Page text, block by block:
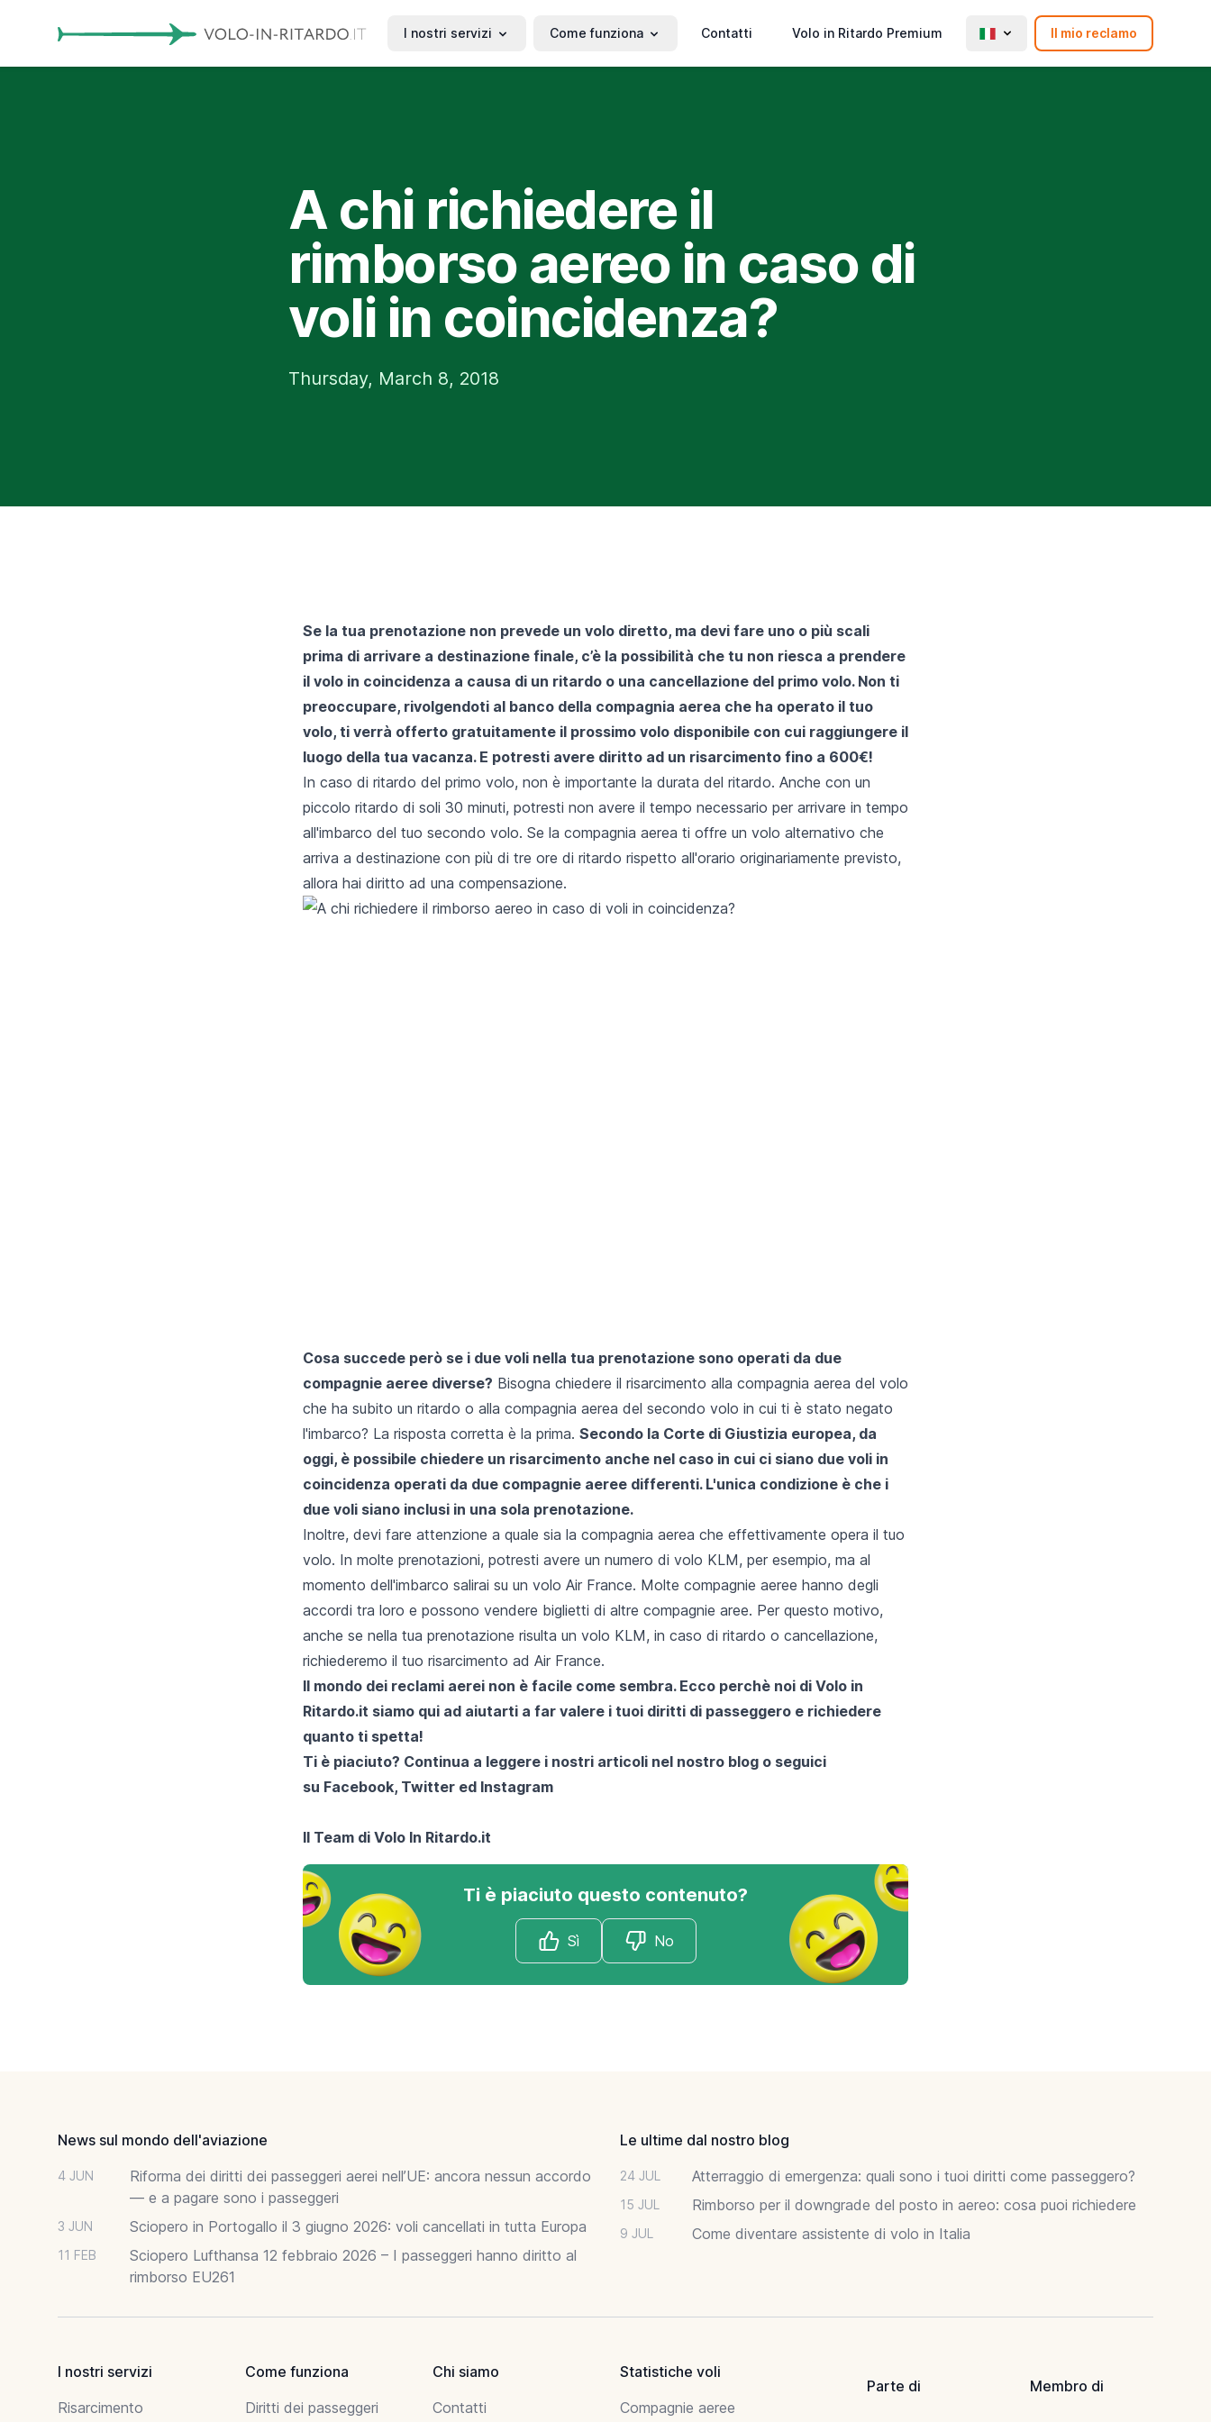
I nostri servizi Come funziona Contatti Volo in Ritardo Premium Il mio reclamo
A chi richiedere il
rimborso aereo in caso di
voli in coincidenza?
Thursday, March 8, 2018
Se la tua prenotazione non prevede un volo diretto, ma devi fare uno o più scali
prima di arrivare a destinazione finale, c’è la possibilità che tu non riesca a prendere
il volo in coincidenza a causa di un ritardo o una cancellazione del primo volo. Non ti
preoccupare, rivolgendoti al banco della compagnia aerea che ha operato il tuo
volo, ti verrà offerto gratuitamente il prossimo volo disponibile con cui raggiungere il
luogo della tua vacanza. E potresti avere diritto ad un risarcimento fino a 600€!
In caso di ritardo del primo volo, non è importante la durata del ritardo. Anche con un
piccolo ritardo di soli 30 minuti, potresti non avere il tempo necessario per arrivare in tempo
all'imbarco del tuo secondo volo. Se la compagnia aerea ti offre un volo alternativo che
arriva a destinazione con più di tre ore di ritardo rispetto all'orario originariamente previsto,
allora hai diritto ad una compensazione.
Cosa succede però se i due voli nella tua prenotazione sono operati da due
compagnie aeree diverse? Bisogna chiedere il risarcimento alla compagnia aerea del volo
che ha subito un ritardo o alla compagnia aerea del secondo volo in cui ti è stato negato
l'imbarco? La risposta corretta è la prima. Secondo la Corte di Giustizia europea, da
oggi, è possibile chiedere un risarcimento anche nel caso in cui ci siano due voli in
coincidenza operati da due compagnie aeree differenti. L'unica condizione è che i
due voli siano inclusi in una sola prenotazione.
Inoltre, devi fare attenzione a quale sia la compagnia aerea che effettivamente opera il tuo
volo. In molte prenotazioni, potresti avere un numero di volo KLM, per esempio, ma al
momento dell'imbarco salirai su un volo Air France. Molte compagnie aeree hanno degli
accordi tra loro e possono vendere biglietti di altre compagnie aree. Per questo motivo,
anche se nella tua prenotazione risulta un volo KLM, in caso di ritardo o cancellazione,
richiederemo il tuo risarcimento ad Air France.
Il mondo dei reclami aerei non è facile come sembra. Ecco perchè noi di Volo in
Ritardo.it siamo qui ad aiutarti a far valere i tuoi diritti di passeggero e richiedere
quanto ti spetta!
Ti è piaciuto? Continua a leggere i nostri articoli nel nostro blog o seguici
su Facebook, Twitter ed Instagram
Il Team di Volo In Ritardo.it
Ti è piaciuto questo contenuto?
Sì No
News sul mondo dell'aviazione
4 JUN
Riforma dei diritti dei passeggeri aerei nell’UE: ancora nessun accordo
— e a pagare sono i passeggeri
3 JUN Sciopero in Portogallo il 3 giugno 2026: voli cancellati in tutta Europa
11 FEB
Sciopero Lufthansa 12 febbraio 2026 – I passeggeri hanno diritto al
rimborso EU261
Le ultime dal nostro blog
24 JUL Atterraggio di emergenza: quali sono i tuoi diritti come passeggero?
15 JUL Rimborso per il downgrade del posto in aereo: cosa puoi richiedere
9 JUL Come diventare assistente di volo in Italia
I nostri servizi
Risarcimento
Come funziona
Diritti dei passeggeri
Chi siamo
Contatti
Statistiche voli
Compagnie aeree
Parte di Membro di